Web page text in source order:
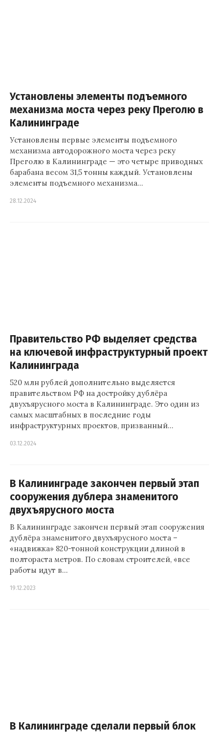
Установлены элементы подъемного
механизма моста через реку Преголю в
Калининграде
Установлены первые элементы подъемного
механизма автодорожного моста через реку
Преголю в Калининграде — это четыре приводных
барабана весом 31,5 тонны каждый. Установлены
элементы подъемного механизма…
28.12.2024
Правительство РФ выделяет средства
на ключевой инфраструктурный проект
Калининграда
520 млн рублей дополнительно выделяется
правительством РФ на достройку дублёра
двухъярусного моста в Калининграде. Это один из
самых масштабных в последние годы
инфраструктурных проектов, призванный…
03.12.2024
В Калининграде закончен первый этап
сооружения дублера знаменитого
двухъярусного моста
В Калининграде закончен первый этап сооружения
дублёра знаменитого двухъярусного моста –
«надвижка» 820-тонной конструкции длиной в
полтораста метров. По словам строителей, «все
работы идут в…
19.12.2023
В Калининграде сделали первый блок